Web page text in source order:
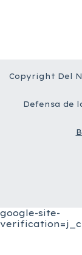
Copyright Del
Defensa de
google-site-